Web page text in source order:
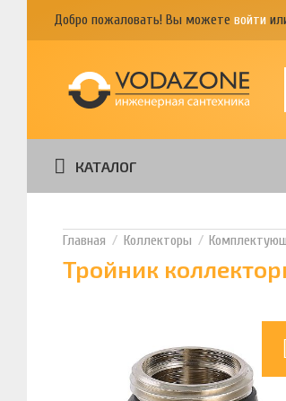
Добро пожаловать! Вы можете войти
КАТАЛОГ
Коллекторы
Тройник